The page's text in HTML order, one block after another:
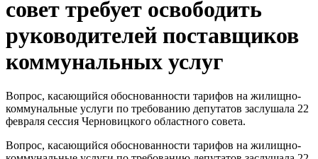
совет требует освободить
руководителей поставщиков
коммунальных услуг
Вопрос, касающийся обоснованности тарифов на жилищно-
коммунальные услуги по требованию депутатов заслушала 22
февраля сессия Черновицкого областного совета.
Вопрос, касающийся обоснованности тарифов на жилищно-